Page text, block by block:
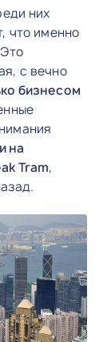
них
что именно
с вечно
бизнесом
на
Tram,